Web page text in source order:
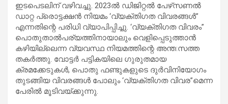
ഇടപെടലിന് വഴിവച്ചു. 2023ല്‍ ഡിജിറ്റല്‍ പേഴ്‌സണല്‍
ഡാറ്റ പ്രൊട്ടക്ഷന്‍ നിയമം ‘വ്യക്തിഗത വിവരങ്ങള്‍”
എന്നതിന്റെ പരിധി വ്യാപിപ്പിച്ചു. ‘വ്യക്തിഗത വിവരം”
പൊതുതാല്‍പര്യത്തിനായാലും വെളിപ്പെടുത്താന്‍
കഴിയില്ലെന്ന വ്യവസ്ഥ നിയമത്തിന്റെ അന്ത:സത്ത
തകര്‍ത്തു. വോട്ടര്‍ പട്ടികയിലെ ഗുരുതമായ
ക്രമക്കേടുകള്‍, പൊതു ഫണ്ടുകളുടെ ദുര്‍വിനിയോഗം
തുടങ്ങിയ വിവരങ്ങള്‍ പോലും ‘വ്യക്തിഗത വിവര”മെന്ന
പേരില്‍ മൂടിവയ്ക്കുന്നു.